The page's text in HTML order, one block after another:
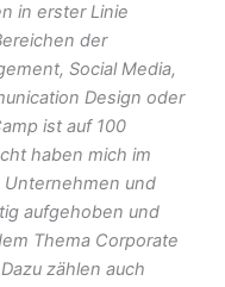
in erster Linie
der
Social Media,
Design oder
ist auf 100
haben mich im
und
aufgehoben und
Thema Corporate
zählen auch